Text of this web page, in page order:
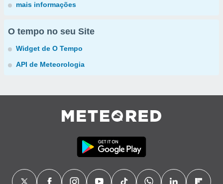
mais informações
O tempo no seu Site
Widget de O Tempo
API de Meteorologia